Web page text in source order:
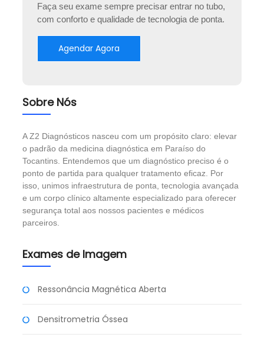
Faça seu exame sempre precisar entrar no tubo,
com conforto e qualidade de tecnologia de ponta.
Agendar Agora
Sobre Nós
A Z2 Diagnósticos nasceu com um propósito claro: elevar
o padrão da medicina diagnóstica em Paraíso do
Tocantins. Entendemos que um diagnóstico preciso é o
ponto de partida para qualquer tratamento eficaz. Por
isso, unimos infraestrutura de ponta, tecnologia avançada
e um corpo clínico altamente especializado para oferecer
segurança total aos nossos pacientes e médicos
parceiros.
Exames de Imagem
Ressonância Magnética Aberta
Densitrometria Óssea